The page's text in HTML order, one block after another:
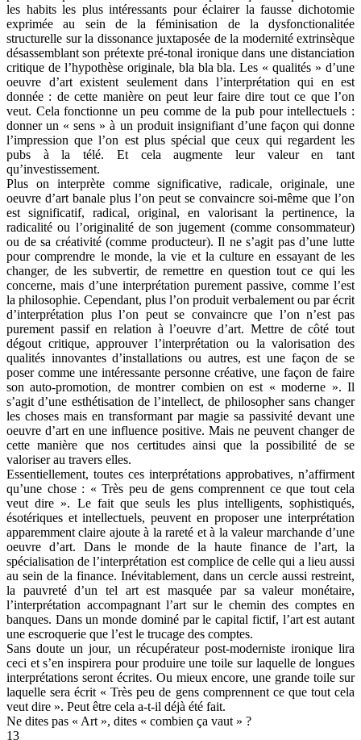
les habits les plus intéressants pour éclairer la fausse dichotomie
exprimée au sein de la féminisation de la dysfonctionalitée
structurelle sur la dissonance juxtaposée de la modernité extrinsèque
désassemblant son prétexte pré-tonal ironique dans une distanciation
critique de l’hypothèse originale, bla bla bla. Les « qualités » d’une
oeuvre d’art existent seulement dans l’interprétation qui en est
donnée : de cette manière on peut leur faire dire tout ce que l’on
veut. Cela fonctionne un peu comme de la pub pour intellectuels :
donner un « sens » à un produit insignifiant d’une façon qui donne
l’impression que l’on est plus spécial que ceux qui regardent les
pubs à la télé. Et cela augmente leur valeur en tant
qu’investissement.
Plus on interprète comme significative, radicale, originale, une
oeuvre d’art banale plus l’on peut se convaincre soi-même que l’on
est significatif, radical, original, en valorisant la pertinence, la
radicalité ou l’originalité de son jugement (comme consommateur)
ou de sa créativité (comme producteur). Il ne s’agit pas d’une lutte
pour comprendre le monde, la vie et la culture en essayant de les
changer, de les subvertir, de remettre en question tout ce qui les
concerne, mais d’une interprétation purement passive, comme l’est
la philosophie. Cependant, plus l’on produit verbalement ou par écrit
d’interprétation plus l’on peut se convaincre que l’on n’est pas
purement passif en relation à l’oeuvre d’art. Mettre de côté tout
dégout critique, approuver l’interprétation ou la valorisation des
qualités innovantes d’installations ou autres, est une façon de se
poser comme une intéressante personne créative, une façon de faire
son auto-promotion, de montrer combien on est « moderne ». Il
s’agit d’une esthétisation de l’intellect, de philosopher sans changer
les choses mais en transformant par magie sa passivité devant une
oeuvre d’art en une influence positive. Mais ne peuvent changer de
cette manière que nos certitudes ainsi que la possibilité de se
valoriser au travers elles.
Essentiellement, toutes ces interprétations approbatives, n’affirment
qu’une chose : « Très peu de gens comprennent ce que tout cela
veut dire ». Le fait que seuls les plus intelligents, sophistiqués,
ésotériques et intellectuels, peuvent en proposer une interprétation
apparemment claire ajoute à la rareté et à la valeur marchande d’une
oeuvre d’art. Dans le monde de la haute finance de l’art, la
spécialisation de l’interprétation est complice de celle qui a lieu aussi
au sein de la finance. Inévitablement, dans un cercle aussi restreint,
la pauvreté d’un tel art est masquée par sa valeur monétaire,
l’interprétation accompagnant l’art sur le chemin des comptes en
banques. Dans un monde dominé par le capital fictif, l’art est autant
une escroquerie que l’est le trucage des comptes.
Sans doute un jour, un récupérateur post-moderniste ironique lira
ceci et s’en inspirera pour produire une toile sur laquelle de longues
interprétations seront écrites. Ou mieux encore, une grande toile sur
laquelle sera écrit « Très peu de gens comprennent ce que tout cela
veut dire ». Peut être cela a-t-il déjà été fait.
Ne dites pas « Art », dites « combien ça vaut » ?
13